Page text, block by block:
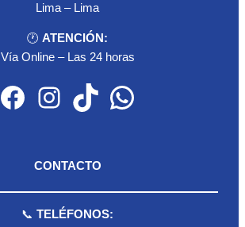
Lima – Lima
🕐 ATENCIÓN:
Vía Online – Las 24 horas
Facebook Instagram TikTok WhatsApp
CONTACTO
📞 TELÉFONOS: